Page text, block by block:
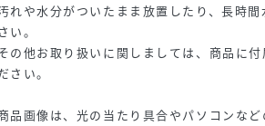
れや水分がついたまま放置したり、長時間
い。
の他お取り扱いに関しましては、商品に
さい。
品画像は、光の当たり具合やパソコンな